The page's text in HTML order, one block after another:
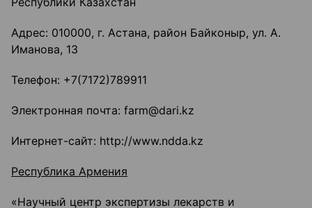
Адрес: 010000, г. Астана, район Байконыр, ул. А.
Иманова, 13
Телефон: +7(7172)789911
Электронная почта: farm@dari.kz
Интернет-сайт: http://www.ndda.kz
Республика Армения
«Научный центр экспертизы лекарств и